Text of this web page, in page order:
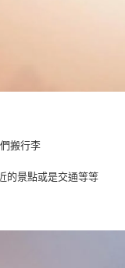
搬行李
的景點或是交通等等